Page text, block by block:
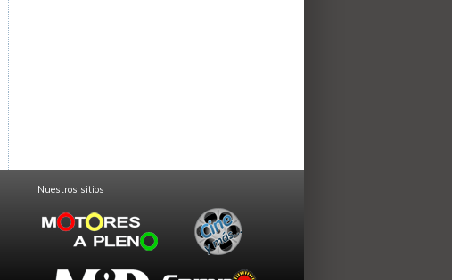
Nuestros sitios